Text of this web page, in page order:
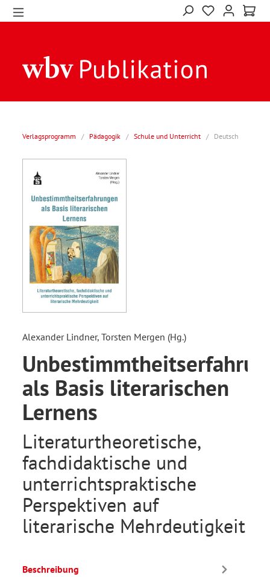
Verlagsprogramm / Pädagogik / Schule und Unterricht / Deutsch
Alexander Lindner, Torsten Mergen (Hg.)
als Basis literarischen
Lernens
Literaturtheoretische,
fachdidaktische und
unterrichtspraktische
Perspektiven auf
literarische Mehrdeutigkeit
Beschreibung